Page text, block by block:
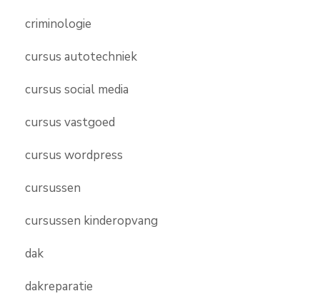
criminologie
cursus autotechniek
cursus social media
cursus vastgoed
cursus wordpress
cursussen
cursussen kinderopvang
dak
dakreparatie